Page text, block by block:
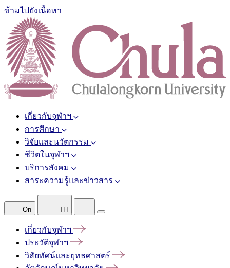
ข้ามไปยังเนื้อหา
เกี่ยวกับจุฬาฯ
การศึกษา
วิจัยและนวัตกรรม
ชีวิตในจุฬาฯ
บริการสังคม
สาระความรู้และข่าวสาร
On TH
เกี่ยวกับจุฬาฯ
ประวัติจุฬาฯ
วิสัยทัศน์และยุทธศาสตร์